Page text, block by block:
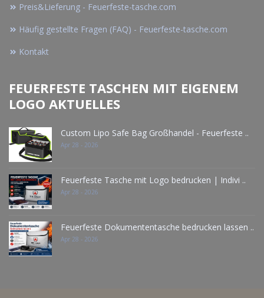
Preis&Lieferung - Feuerfeste-tasche.com
Häufig gestellte Fragen (FAQ) - Feuerfeste-tasche.com
Kontakt
FEUERFESTE TASCHEN MIT EIGENEM
LOGO AKTUELLES
Custom Lipo Safe Bag Großhandel - Feuerfeste ..
Apr 28 - 2026
Feuerfeste Tasche mit Logo bedrucken | Indivi ..
Apr 28 - 2026
Feuerfeste Dokumententasche bedrucken lassen ..
Apr 28 - 2026